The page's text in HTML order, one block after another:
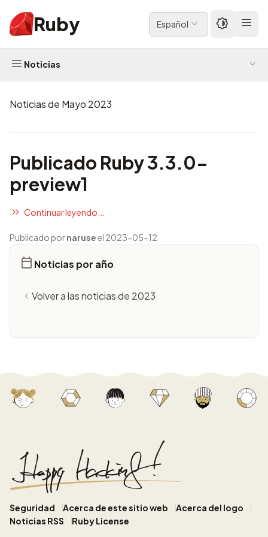
Ruby Español
Noticias
Noticias de Mayo 2023
Publicado Ruby 3.3.0-
preview1
Continuar leyendo...
Publicado pornaruseel 2023-05-12
Noticias por año
Volver a las noticias de 2023
Seguridad Acerca de este sitio web
Acerca del logo
Noticias RSS
Ruby License